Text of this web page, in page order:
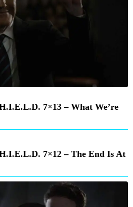
7×13 – What We’re
7×12 – The End Is At